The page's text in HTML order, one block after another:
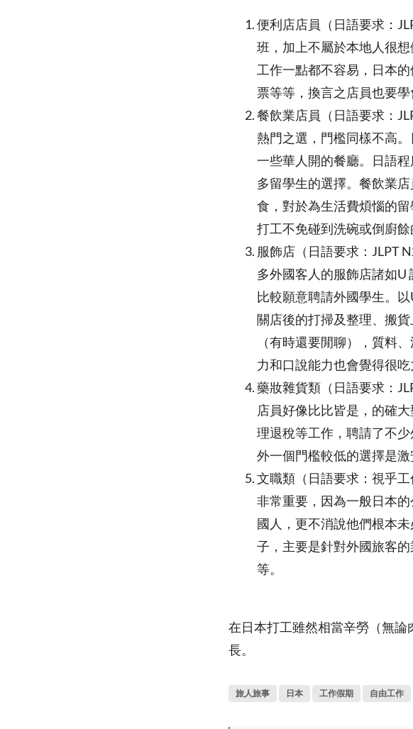
便利店店員（日語要求：
班，加上不屬於本地人很
工作一點都不容易，日本
票等等，換言之店員也要學
餐飲業店員（日語要求：
熱門之選，門檻同樣不高
一些華人開的餐廳。日語
多留學生的選擇。餐飲業
食，對於為生活費煩惱的
打工不免碰到洗碗或倒廚餘
服飾店（日語要求：JLPT
多外國客人的服飾店諸如
比較願意聘請外國學生。
關店後的打掃及整理、搬
（有時還要閒聊），質料
力和口說能力也會覺得很吃
藥妝雜貨類（日語要求：
店員好像比比皆是，的確
理退稅等工作，聘請了不
外一個門檻較低的選擇是激
文職類（日語要求：視乎
非常重要，因為一般日本
國人，更不消說他們根本
子，主要是針對外國旅客
等。
在日本打工雖然相當辛勞（無
長。
旅人旅事 日本 工作假期 自由工作